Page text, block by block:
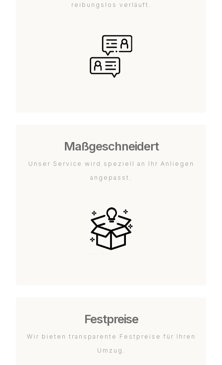
reibungslos verläuft.
Maßgeschneidert
Unser Service wird speziell an Ihr Anliegen
angepasst.
Festpreise
Wir bieten transparente Festpreise für Ihren
Umzug.